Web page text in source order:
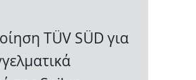
TÜV SÜD για